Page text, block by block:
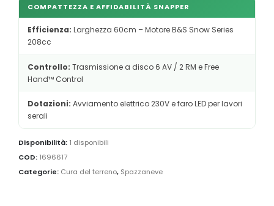
COMPATTEZZA E AFFIDABILITÀ SNAPPER
Efficienza: Larghezza 60cm – Motore B&S Snow Series
208cc
Controllo: Trasmissione a disco 6 AV / 2 RM e Free
Hand™ Control
Dotazioni: Avviamento elettrico 230V e faro LED per lavori
serali
Disponibilità: 1 disponibili
COD: 1696617
Categorie: Cura del terreno, Spazzaneve